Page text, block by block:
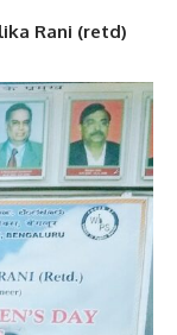
Rani (retd)